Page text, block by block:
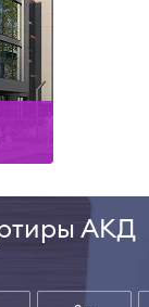
АКД